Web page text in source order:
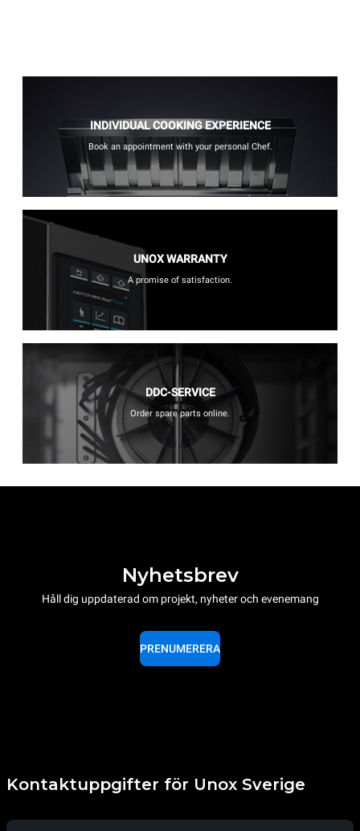
INDIVIDUAL COOKING EXPERIENCE
Book an appointment with your personal Chef.
UNOX WARRANTY
A promise of satisfaction.
DDC-SERVICE
Order spare parts online.
Nyhetsbrev
Håll dig uppdaterad om projekt, nyheter och evenemang
PRENUMERERA
Kontaktuppgifter för Unox Sverige